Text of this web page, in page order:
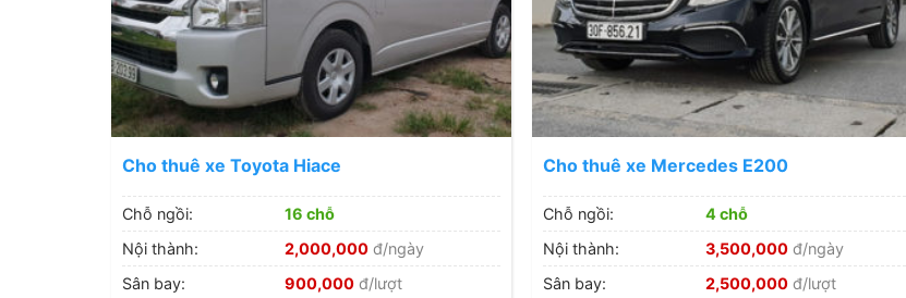
Cho thuê xe Toyota Hiace
Chỗ ngồi:
16 chỗ
Nội thành:
2,000,000đ/ngày
Sân bay:
900,000đ/lượt
Cho thuê xe Mercedes E200
Chỗ ngồi:
4 chỗ
Nội thành:
3,500,000 đ/ngày
Sân bay:
2,500,000 đ/lượt